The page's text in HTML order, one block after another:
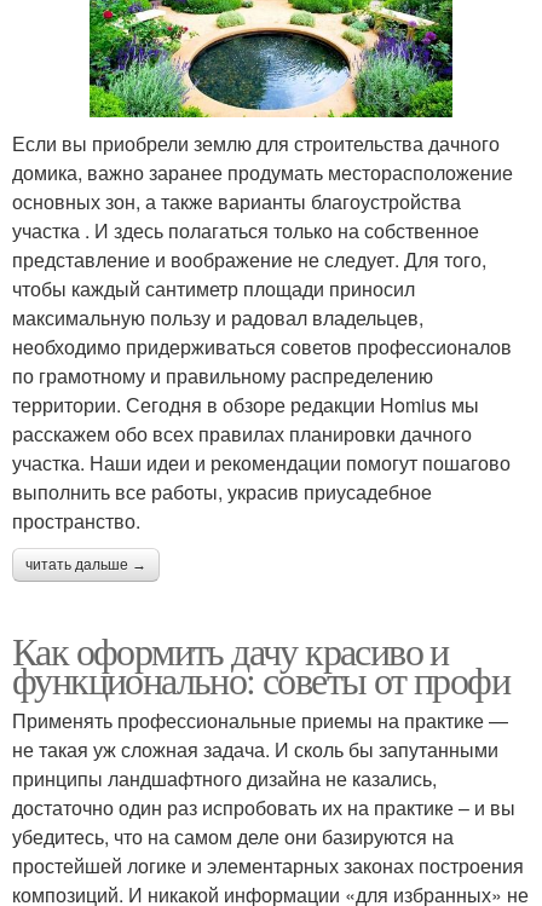
Если вы приобрели землю для строительства дачного
домика, важно заранее продумать месторасположение
основных зон, а также варианты благоустройства
участка . И здесь полагаться только на собственное
представление и воображение не следует. Для того,
чтобы каждый сантиметр площади приносил
максимальную пользу и радовал владельцев,
необходимо придерживаться советов профессионалов
по грамотному и правильному распределению
территории. Сегодня в обзоре редакции Homius мы
расскажем обо всех правилах планировки дачного
участка. Наши идеи и рекомендации помогут пошагово
выполнить все работы, украсив приусадебное
пространство.
читать дальше →
Как оформить дачу красиво и
функционально: советы от профи
Применять профессиональные приемы на практике —
не такая уж сложная задача. И сколь бы запутанными
принципы ландшафтного дизайна не казались,
достаточно один раз испробовать их на практике – и вы
убедитесь, что на самом деле они базируются на
простейшей логике и элементарных законах построения
композиций. И никакой информации «для избранных» не